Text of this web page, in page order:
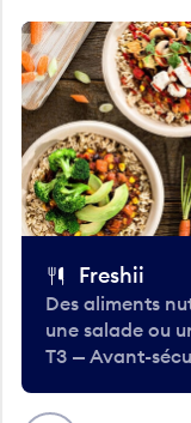
Freshii
Des aliments
une salade ou
T3 — Avant-